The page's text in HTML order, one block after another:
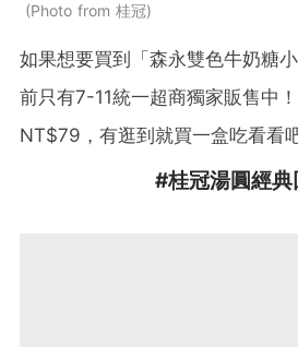
Photo from 桂冠
如果想要買到「森永雙色牛奶糖
前只有7-11統一超商獨家販售中
NT$79，有逛到就買一盒吃看看
#桂冠湯圓經典